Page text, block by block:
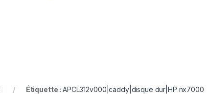
Étiquette :APCL312v000|caddy|disque dur|HP nx7000